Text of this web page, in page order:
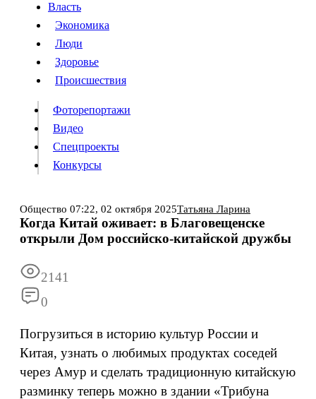
Власть
Происшествия
Видео
Конкурсы
Информация Подписка Архив
Власть
Экономика
Люди
Здоровье
Происшествия
Фоторепортажи
Видео
Спецпроекты
Конкурсы
Общество 07:22, 02 октября 2025Татьяна Ларина
Когда Китай оживает: в Благовещенске
открыли Дом российско-китайской дружбы
2141
0
Погрузиться в историю культур России и
Китая, узнать о любимых продуктах соседей
через Амур и сделать традиционную китайскую
разминку теперь можно в здании «Трибуна